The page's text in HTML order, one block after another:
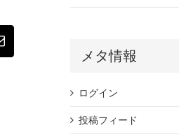
メタ情報
ログイン
投稿フィード